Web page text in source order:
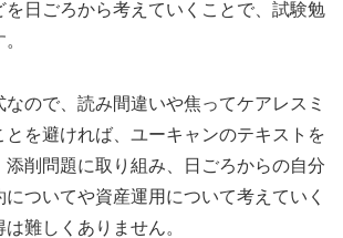
を日ごろから考えていくことで、試験勉
ので、読み間違いや焦ってケアレスミ
とを避ければ、ユーキャンのテキストを
添削問題に取り組み、日ごろからの自分
ついてや資産運用について考えていく
難しくありません。